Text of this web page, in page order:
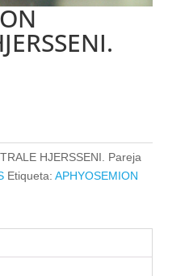
HJERSSENI. Pareja
Etiqueta: APHYOSEMION